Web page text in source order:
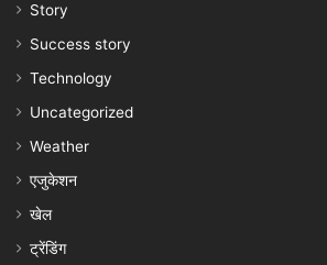
Story
Success story
Technology
Uncategorized
Weather
एजुकेशन
खेल
ट्रेंडिंग